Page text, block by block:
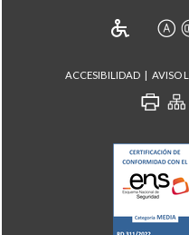
ACCESIBILIDAD AVISO